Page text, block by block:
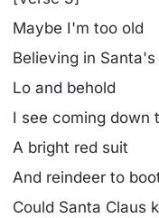
Maybe I'm too old
Beliеving in
Lo and behold
I see coming down
A bright rеd suit
And reindeer to
Could Santa Claus